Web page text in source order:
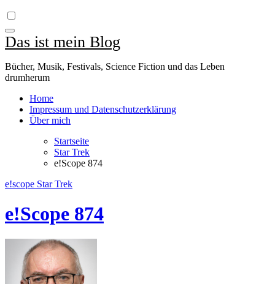
Das ist mein Blog
Bücher, Musik, Festivals, Science Fiction und das Leben
drumherum
Home
Impressum und Datenschutzerklärung
Über mich
Startseite
Star Trek
e!Scope 874
e!scope Star Trek
e!Scope 874